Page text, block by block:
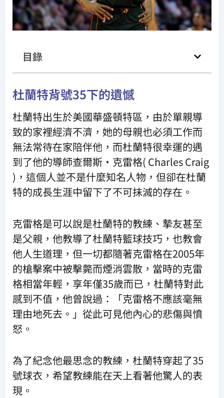
目錄
杜蘭特背號35下的遺憾
杜蘭特出生於美國華盛頓特區，由於單親導
致的家裡經濟不濟，她的母親也必須工作而
無法常待在家陪伴他，而杜蘭特很幸運的遇
到了他的導師查爾斯·克雷格( Charles Craig
)，這個人並不是什麼知名人物，但卻在杜蘭
特的成長生涯中留下了不可抹滅的存在。
克雷格是可以說是杜蘭特的教練、摯友甚至
是父親，他教導了杜蘭特籃球技巧，也教會
他人生道理，但一切都隨著克雷格在2005年
的槍擊案中被擊斃而煙消雲散，當時的克雷
格相當年輕，享年僅35歲而已，杜蘭特對此
感到不值，他曾說過：「克雷格不應該毫無
理由地死去。」從此可見他內心的悲傷與憤
怒。
為了紀念他最思念的教練，杜蘭特穿起了35
號球衣，希望教練能在天上看著他驚人的表
現。